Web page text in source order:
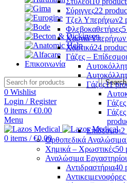
Επικοινωνία
Search
0 Wishlist
Login / Register
0 items / €0.00
Menu
0 items / €0.00
Σύριγγες22
Τζελ Υπερήχων2
Φλεβοκαθετήρες
Χαρτιά
Χαρτικά24
Γάζες –
Γάζες11
Επίδεσμοι2
Ορθοπεδικά Αναλώσιμα
Χημικά – Χρωστικές50
Αναλώσιμα
Αντιδραστήρια40